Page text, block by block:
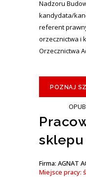
Nadzoru
kandydata/
referent
orzecznictwa i
Orzecznictwa
POZNAJ
Firma: AGNAT
Miejsce pracy: